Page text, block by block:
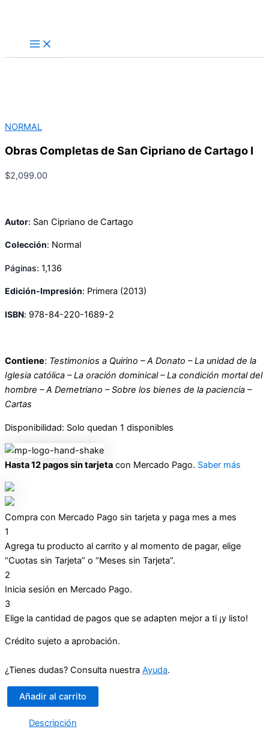
contenido
NORMAL
Obras Completas de San Cipriano de Cartago I
$2,099.00
Autor: San Cipriano de Cartago
Colección: Normal
Páginas: 1,136
Edición-Impresión: Primera (2013)
ISBN: 978-84-220-1689-2
Contiene: Testimonios a Quirino – A Donato – La unidad de la
Iglesia católica – La oración dominical – La condición mortal del
hombre – A Demetriano – Sobre los bienes de la paciencia –
Cartas
Disponibilidad: Solo quedan 1 disponibles
Hasta 12 pagos sin tarjeta con Mercado Pago. Saber más
Compra con Mercado Pago sin tarjeta y paga mes a mes
1
Agrega tu producto al carrito y al momento de pagar, elige
“Cuotas sin Tarjeta” o “Meses sin Tarjeta”.
2
Inicia sesión en Mercado Pago.
3
Elige la cantidad de pagos que se adapten mejor a ti ¡y listo!
Crédito sujeto a aprobación.
¿Tienes dudas? Consulta nuestra Ayuda.
Obras
Añadir al carrito
Descripción